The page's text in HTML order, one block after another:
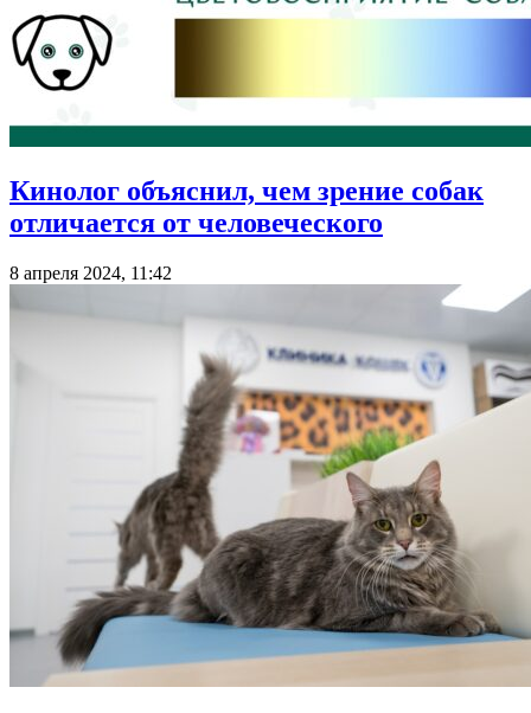
Кинолог объяснил, чем зрение собак
отличается от человеческого
8 апреля 2024, 11:42